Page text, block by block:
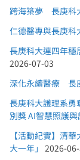
跨海築夢 長庚科
仁德醫專與長庚
長庚科大連四年穩
2026-07-03
深化永續醫療 長
長庚科大護理系
別獎 AI智慧照護
【活動紀實】清
大一年」
2026-